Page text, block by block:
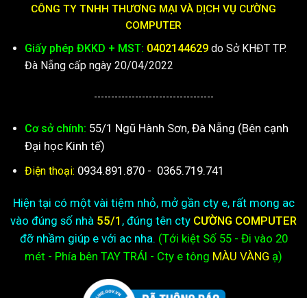
CÔNG TY TNHH THƯƠNG MẠI VÀ DỊCH VỤ CƯỜNG
COMPUTER
Giấy phép ĐKKD + MST: 0402144629do Sở KHĐT TP.
Đà Nẵng cấp ngày 20/04/2022
-----------------------------------
Cơ sở chính: 55/1 Ngũ Hành Sơn, Đà Nẵng (Bên cạnh
Đại học Kinh tế)
Điện thoại: 0934.891.870 - 0365.719.741
Hiện tại có một vài tiệm nhỏ, mở gần cty e, rất mong ac
vào đúng số nhà 55/1 , đúng tên cty CƯỜNG COMPUTER
đỡ nhầm giúp e với ac nha. (Tới kiệtSố 55 - Đi vào 20
mét - Phía bên TAY TRÁI - Cty e tông MÀU VÀNG ạ)